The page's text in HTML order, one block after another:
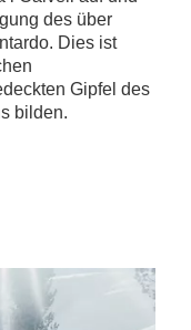
des über
Dies ist
Gipfel des
bilden.